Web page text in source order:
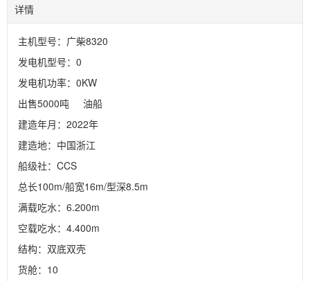
详情
主机型号：广柴8320
发电机型号：0
发电机功率：0KW
出售5000吨     油船
建造年月：2022年
建造地：中国浙江
船级社：CCS
总长100m/船宽16m/型深8.5m
满载吃水：6.200m
空载吃水：4.400m
结构：双底双壳
货舱：10